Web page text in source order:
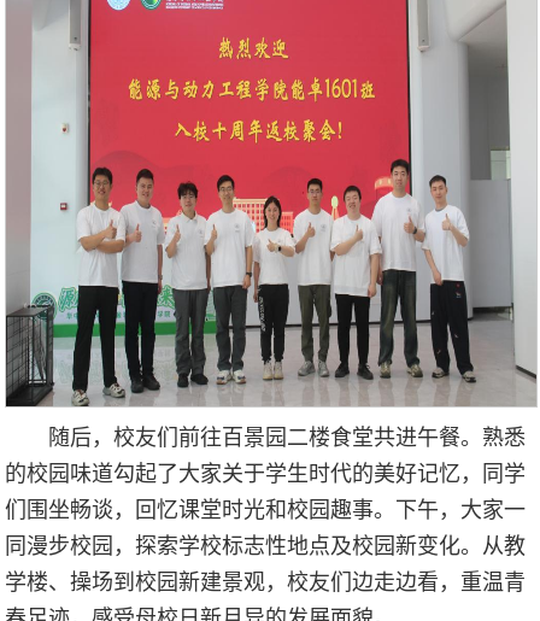
随后，校友们前往百景园二楼食堂共进午餐。熟悉
的校园味道勾起了大家关于学生时代的美好记忆，同学
们围坐畅谈，回忆课堂时光和校园趣事。下午，大家一
同漫步校园，探索学校标志性地点及校园新变化。从教
学楼、操场到校园新建景观，校友们边走边看，重温青